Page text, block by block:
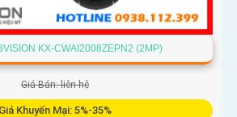
KX-CWAI2008ZEPN2 (2MP)
Giá Bán: liên hệ
Giá Khuyến Mại: 5%-35%